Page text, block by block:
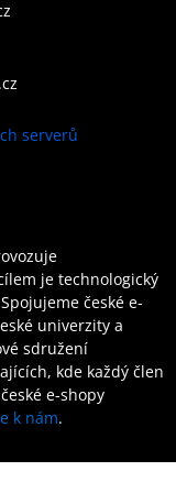
serverů
je technologický
české e-
univerzity a
sdružení
kde každý člen
e-shopy
k nám.